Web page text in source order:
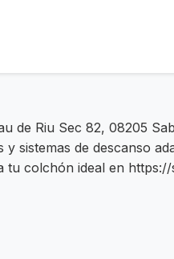
de Riu Sec 82, 08205
sistemas de descanso
colchón ideal en https://